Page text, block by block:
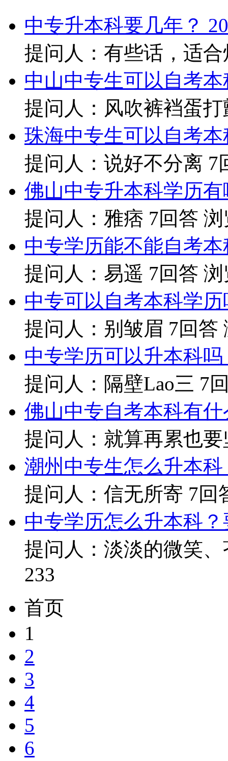
中专升本科要几年？
提问人：有些话，适
中山中专生可以自考
提问人：风吹裤裆蛋
珠海中专生可以自考本
提问人：说好不分离 7
佛山中专升本科学历
提问人：雅痞 7回答 浏
中专学历能不能自考本
提问人：易遥 7回答 浏
中专可以自考本科学
提问人：别皱眉 7回答
中专学历可以升本科
提问人：隔壁Lao三 7
佛山中专自考本科有
提问人：就算再累也要
潮州中专生怎么升本
提问人：信无所寄 7回
中专学历怎么升本科
提问人：淡淡的微笑
233
首页
1
2
3
4
5
6